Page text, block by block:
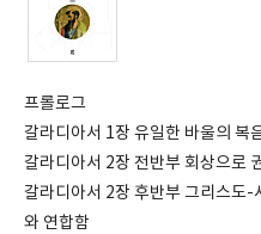
프롤로그
갈라디아서 1장 유일한 바울의 복
갈라디아서 2장 전반부 회상으로
갈라디아서 2장 후반부 그리스도-
와 연합함